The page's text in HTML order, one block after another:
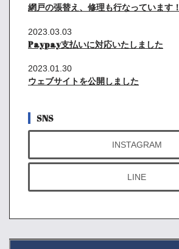
網戸の張替え、修理も行なっています！
Paypay支払いに対応いたしました
2023.03.03
ウェブサイトを公開しました
2023.01.30
SNS
INSTAGRAM
LINE